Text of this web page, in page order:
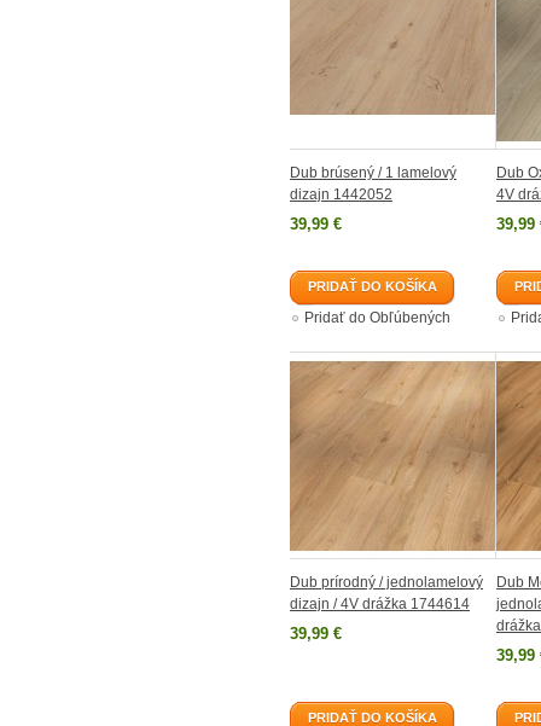
Dub brúsený / 1 lamelový
dizajn 1442052
39,99 €
PRIDAŤ DO KOŠÍKA
Pridať do Obľúbených
Dub
4V
39,99
Dub prírodný / jednolamelový
dizajn / 4V drážka 1744614
39,99 €
PRIDAŤ DO KOŠÍKA
Dub
39,99